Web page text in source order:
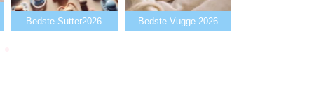
Bedste Sutter2026 Bedste Vugge 2026